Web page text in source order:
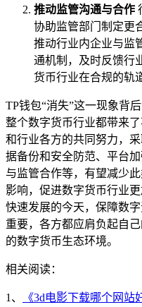
推动监管沟通与合作
协助监管部门制定更
推动行业内企业与监
通机制，及时反馈行
货币行业在合规的轨
TP钱包“消失”这一现象背
整个数字货币行业都带来
和行业各方的共同努力，
据备份和安全防范、平台
与监管合作等，有望减少
影响，促进数字货币行业
快速发展的今天，保障数
重要，各方都应肩负起自
的数字货币生态环境。
相关阅读：
1、
《3d电影下载哪个网